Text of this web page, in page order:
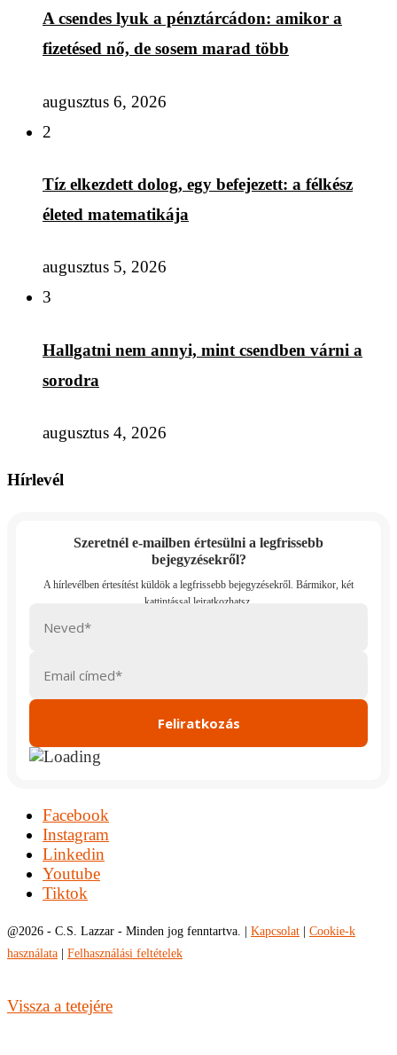
A csendes lyuk a pénztárcádon: amikor a
fizetésed nő, de sosem marad több
augusztus 6, 2026
2
Tíz elkezdett dolog, egy befejezett: a félkész
életed matematikája
augusztus 5, 2026
3
Hallgatni nem annyi, mint csendben várni a
sorodra
augusztus 4, 2026
Hírlevél
Szeretnél e-mailben értesülni a legfrissebb
bejegyzésekről?
Facebook
Instagram
Linkedin
Youtube
Tiktok
@2026 - C.S. Lazzar - Minden jog fenntartva. | Kapcsolat
Cookie-k
használata
Felhasználási feltételek
Vissza a tetejére